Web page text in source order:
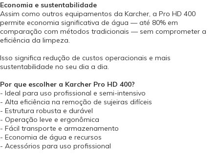
Economia e sustentabilidade
Assim como outros equipamentos da Karcher, a Pro HD 400
permite economia significativa de água — até 80% em
comparação com métodos tradicionais — sem comprometer a
eficiência da limpeza.
Isso significa redução de custos operacionais e mais
sustentabilidade no seu dia a dia.
Por que escolher a Karcher Pro HD 400?
- Ideal para uso profissional e semi-intensivo
- Alta eficiência na remoção de sujeiras difíceis
- Estrutura robusta e durável
- Operação leve e ergonômica
- Fácil transporte e armazenamento
- Economia de água e recursos
- Acessórios para uso profissional